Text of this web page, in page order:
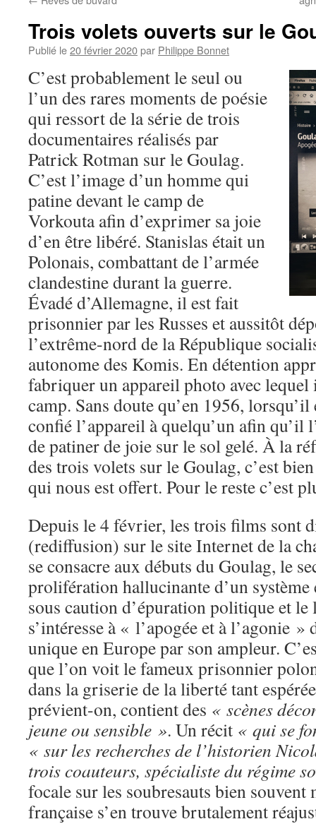
Trois volets ouverts sur le
Publié le20 février 2020par Philippe Bonnet
C’est probablement le seul ou
l’un des rares moments de poésie
qui ressort de la série de trois
documentaires réalisés par
Patrick Rotman sur le Goulag.
C’est l’image d’un homme qui
patine devant le camp de
Vorkouta afin d’exprimer sa joie
d’en être libéré. Stanislas était un
Polonais, combattant de l’armée
clandestine durant la guerre.
Évadé d’Allemagne, il est fait
prisonnier par les Russes et aussitôt
l’extrême-nord de la République
autonome des Komis. En détention
fabriquer un appareil photo avec
camp. Sans doute qu’en 1956,
confié l’appareil à quelqu’un afin qu’il
de patiner de joie sur le sol gelé. À la
des trois volets sur le Goulag, c’est
qui nous est offert. Pour le reste c’est
Depuis le 4 février, les trois films sont
(rediffusion) sur le site Internet de la
se consacre aux débuts du Goulag, le
prolifération hallucinante d’un
sous caution d’épuration politique et le
s’intéresse à « l’apogée et à l’agonie
unique en Europe par son ampleur.
que l’on voit le fameux prisonnier
dans la griserie de la liberté tant
prévient-on, contient des « scènes
jeune ou sensible ». Un récit « qui se
« sur les recherches de l’historien
trois coauteurs, spécialiste du régime
focale sur les soubresauts bien souvent
française s’en trouve brutalement